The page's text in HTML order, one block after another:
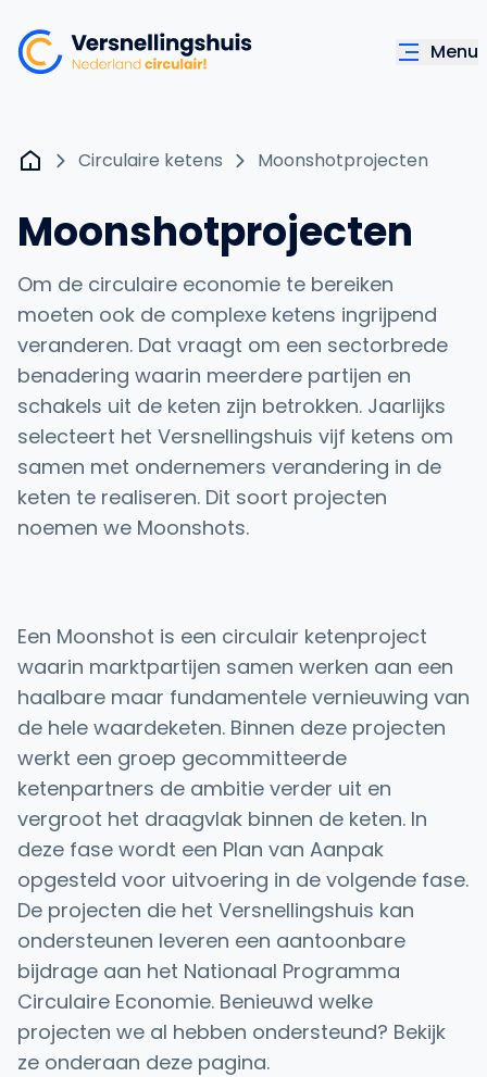
Menu
Circulaire ketens Moonshotprojecten
Moonshotprojecten
Om de circulaire economie te bereiken
moeten ook de complexe ketens ingrijpend
veranderen. Dat vraagt om een sectorbrede
benadering waarin meerdere partijen en
schakels uit de keten zijn betrokken. Jaarlijks
selecteert het Versnellingshuis vijf ketens om
samen met ondernemers verandering in de
keten te realiseren. Dit soort projecten
noemen we Moonshots.
Een Moonshot is een circulair ketenproject
waarin marktpartijen samen werken aan een
haalbare maar fundamentele vernieuwing van
de hele waardeketen. Binnen deze projecten
werkt een groep gecommitteerde
ketenpartners de ambitie verder uit en
vergroot het draagvlak binnen de keten. In
deze fase wordt een Plan van Aanpak
opgesteld voor uitvoering in de volgende fase.
De projecten die het Versnellingshuis kan
ondersteunen leveren een aantoonbare
bijdrage aan het Nationaal Programma
Circulaire Economie. Benieuwd welke
projecten we al hebben ondersteund? Bekijk
ze onderaan deze pagina.